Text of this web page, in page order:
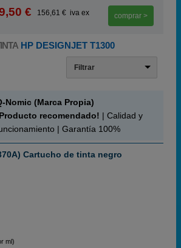
€ 156,61 € iva ex comprar >
HP DESIGNJET T1300
Filtrar
Nomic (Marca Propia)
recomendado! | Calidad y
| Garantía 100%
Cartucho de tinta negro
ml)